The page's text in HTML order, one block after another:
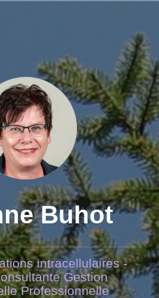
Buhot
intracellulaires -
Gestion
Professionnelle